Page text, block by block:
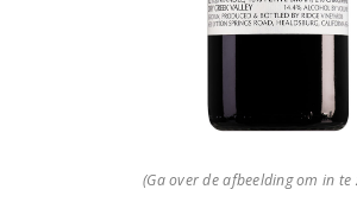
(Ga over de afbeelding om in te